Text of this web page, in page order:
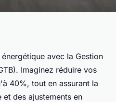
de la
de
gtb
avec la Gestion
Imaginez réduire vos
40%, tout en assurant la
des ajustements en